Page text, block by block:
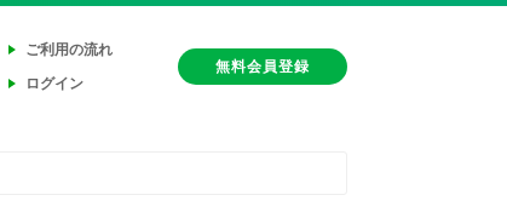
ご利用の流れ
ログイン
無料会員登録